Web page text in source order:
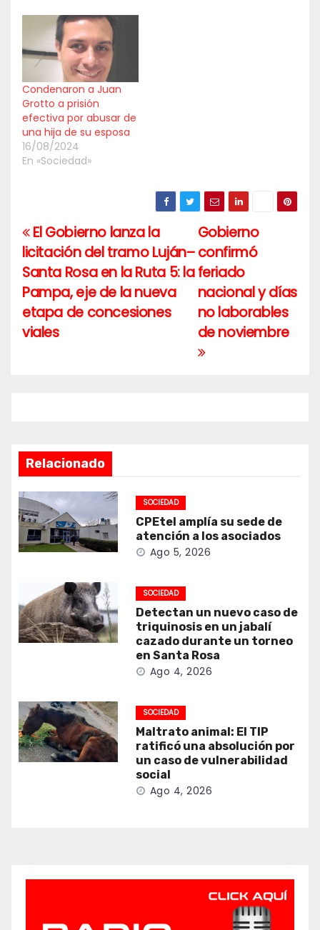
Condenaron a Juan
Grotto a prisión
efectiva por abusar de
una hija de su esposa
16/08/2024
En «Sociedad»
Navegación
de
entradas
Gobierno
confirmó
feriado
nacional y días
no laborables
de noviembre
El Gobierno lanza la
licitación del tramo Luján–
Santa Rosa en la Ruta 5: la
Pampa, eje de la nueva
etapa de concesiones
viales
Relacionado
SOCIEDAD
CPEtel amplía su sede de
atención a los asociados
Ago 5, 2026
SOCIEDAD
Detectan un nuevo caso de
triquinosis en un jabalí
cazado durante un torneo
en Santa Rosa
Ago 4, 2026
SOCIEDAD
Maltrato animal: El TIP
ratificó una absolución por
un caso de vulnerabilidad
social
Ago 4, 2026